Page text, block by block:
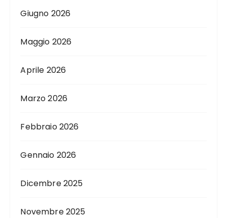
Giugno 2026
Maggio 2026
Aprile 2026
Marzo 2026
Febbraio 2026
Gennaio 2026
Dicembre 2025
Novembre 2025